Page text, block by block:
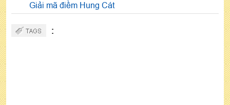
Giải mã điềm Hung Cát
: